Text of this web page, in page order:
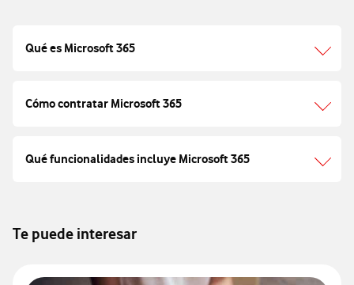
Qué es Microsoft 365
Cómo contratar Microsoft 365
Qué funcionalidades incluye Microsoft 365
Te puede interesar